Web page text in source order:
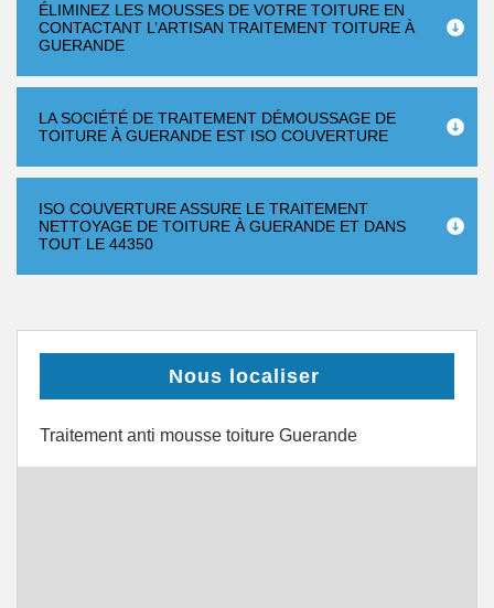
ÉLIMINEZ LES MOUSSES DE VOTRE TOITURE EN
CONTACTANT L’ARTISAN TRAITEMENT TOITURE À
GUERANDE
LA SOCIÉTÉ DE TRAITEMENT DÉMOUSSAGE DE
TOITURE À GUERANDE EST ISO COUVERTURE
ISO COUVERTURE ASSURE LE TRAITEMENT
NETTOYAGE DE TOITURE À GUERANDE ET DANS
TOUT LE 44350
Nous localiser
Traitement anti mousse toiture Guerande